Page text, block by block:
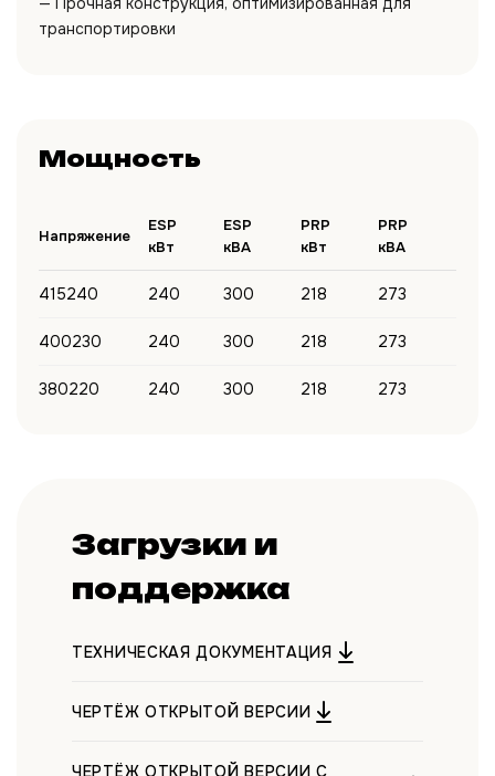
транспортировки
Мощность
Напряжение
ESP
кВт
ESP
кВА
PRP
кВт
PRP
кВА
415240 240 300 218 273
400230 240 300 218 273
380220 240 300 218 273
Загрузки и
поддержка
ТЕХНИЧЕСКАЯ ДОКУМЕНТАЦИЯ
ЧЕРТЁЖ ОТКРЫТОЙ ВЕРСИИ